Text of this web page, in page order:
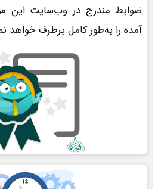
ضوابط مندرج در وب‌سایت این
آمده را به‌طور کامل برطرف خواهد